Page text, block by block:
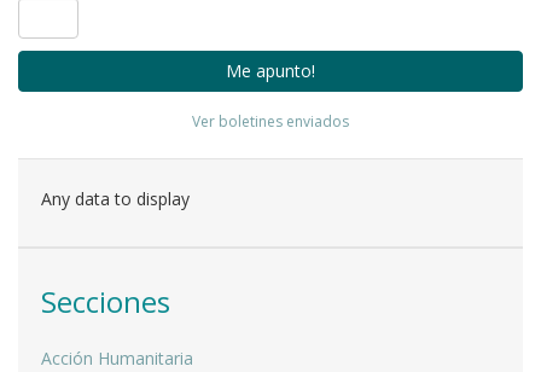
Ver boletines enviados
Any data to display
Secciones
Acción Humanitaria